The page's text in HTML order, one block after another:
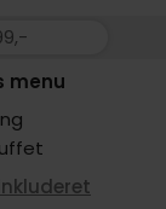
menu